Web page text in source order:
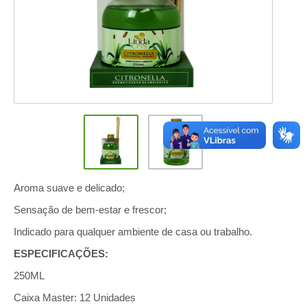
Aroma suave e delicado;
Sensação de bem-estar e frescor;
Indicado para qualquer ambiente de casa ou trabalho.
ESPECIFICAÇÕES:
250ML
Caixa Master: 12 Unidades